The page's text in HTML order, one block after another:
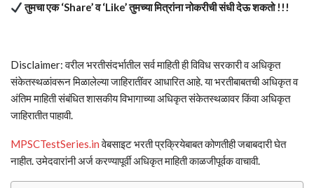
तुमचा एक ‘Share’ व ‘Like’ तुमच्या मित्रांना नोकरीची संधी देऊ शकतो !!!
Disclaimer: वरील भरतीसंदर्भातील सर्व माहिती ही विविध सरकारी व अधिकृत
संकेतस्थळांवरून मिळालेल्या जाहिरातींवर आधारित आहे. या भरतीबाबतची अधिकृत व
अंतिम माहिती संबंधित शासकीय विभागाच्या अधिकृत संकेतस्थळावर किंवा अधिकृत
जाहिरातीत पाहावी.
MPSCTestSeries.inवेबसाइट भरती प्रक्रियेबाबत कोणतीही जबाबदारी घेत
नाहीत. उमेदवारांनी अर्ज करण्यापूर्वी अधिकृत माहिती काळजीपूर्वक वाचावी.